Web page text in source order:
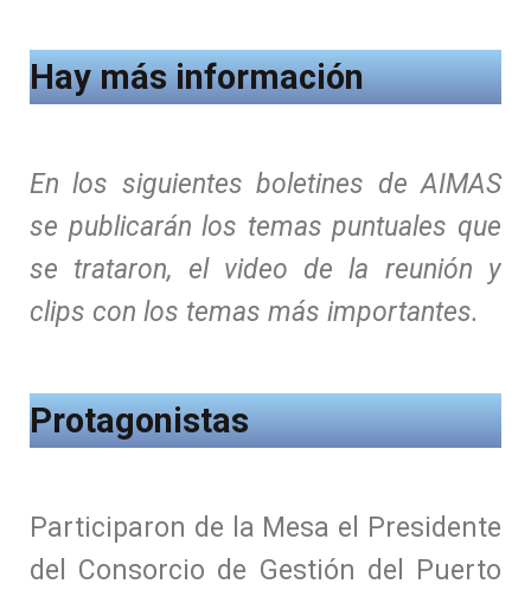
Hay más información
En los siguientes boletines de AIMAS
se publicarán los temas puntuales que
se trataron, el video de la reunión y
clips con los temas más importantes.
Protagonistas
Participaron de la Mesa el Presidente
del Consorcio de Gestión del Puerto